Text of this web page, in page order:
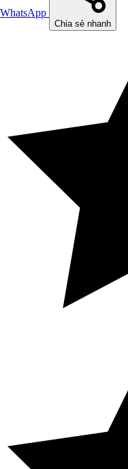
WhatsApp
Chia sẻ nhanh